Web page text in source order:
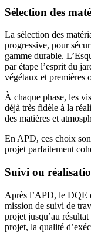
Sélection des
La sélection des
progressive, pour
gamme durable.
par étape l’esprit du
végétaux et premières
À chaque phase, les
déjà très fidèle à la
des matières et
En APD, ces choix
projet parfaitement
Suivi ou
Après l’APD, le DQE
mission de suivi de
projet jusqu’au
projet, la qualité